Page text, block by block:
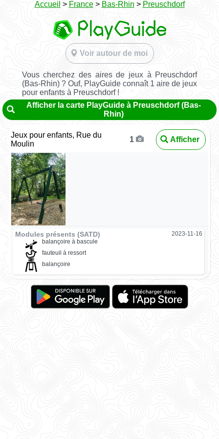
Accueil > France> Bas-Rhin > Preuschdorf
Voir autour de moi
Vous cherchez des aires de jeux à Preuschdorf
(Bas-Rhin) ? Ouf, PlayGuide connaît 1 aire de jeux
pour enfants à Preuschdorf !
Afficher la carte PlayGuide à Preuschdorf (Bas-
Rhin)
Jeux pour enfants, Rue du
Moulin
1 Afficher
Modules présents (SATD) 2023-11-16
balançoire à bascule
fauteuil à ressort
balançoire